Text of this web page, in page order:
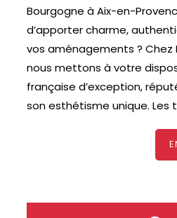
Bourgogne à Aix-en-
d’apporter charme,
vos aménagements ? Chez
nous mettons à votre
française d’exception,
son esthétisme unique. Les